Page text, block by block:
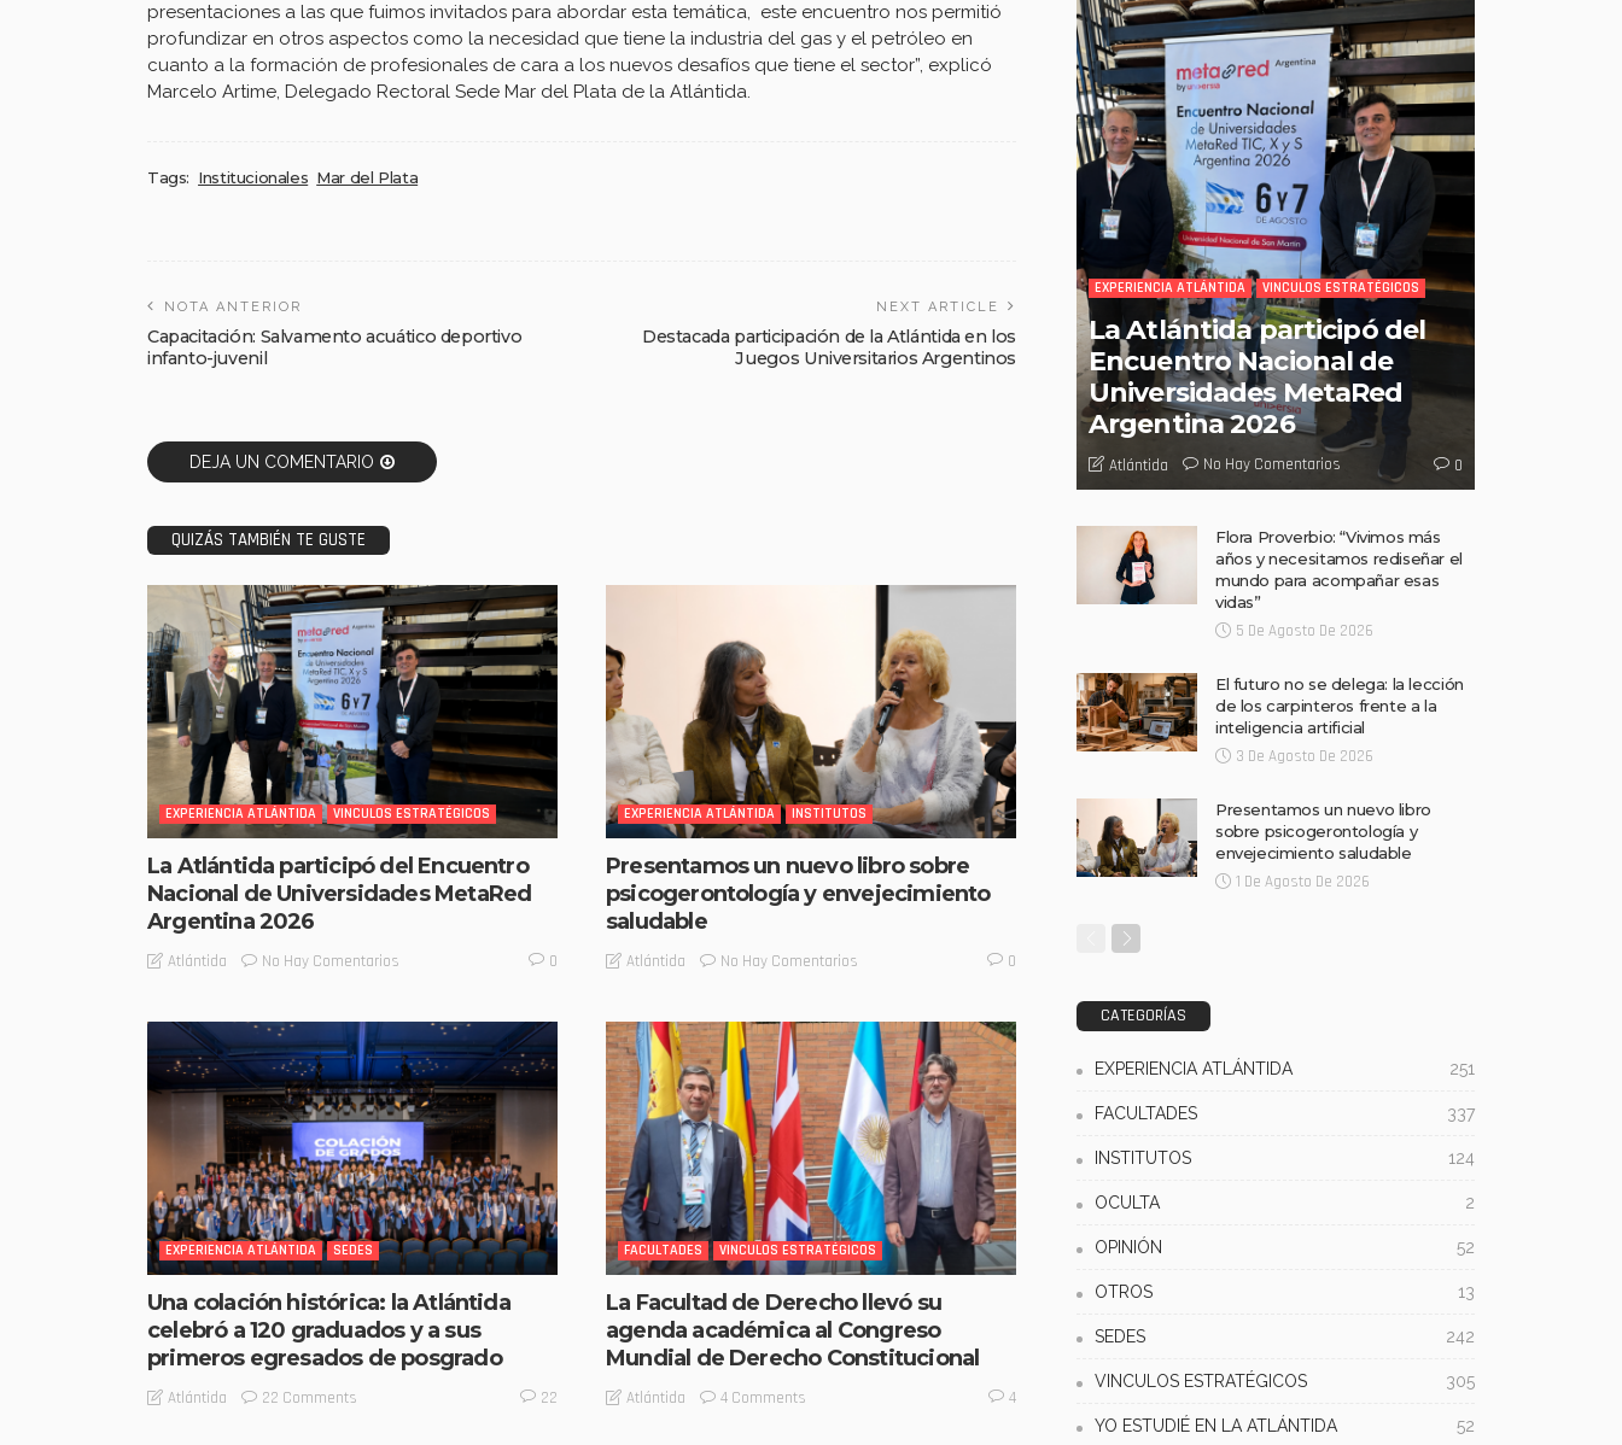
presentaciones a las que fuimos invitados para abordar esta temática, este encuentro nos permitió
profundizar en otros aspectos como la necesidad que tiene la industria del gas y el petróleo en
cuanto a la formación de profesionales de cara a los nuevos desafíos que tiene el sector”, explicó
Marcelo Artime, Delegado Rectoral Sede Mar del Plata de la Atlántida.
Tags: Institucionales Mar del Plata
NOTA ANTERIOR
Capacitación: Salvamento acuático deportivo
infanto-juvenil
NEXT ARTICLE
Destacada participación de la Atlántida en los
Juegos Universitarios Argentinos
DEJA UN COMENTARIO
QUIZÁS TAMBIÉN TE GUSTE
EXPERIENCIA ATLÁNTIDA VINCULOS ESTRATÉGICOS
La Atlántida participó del Encuentro
Nacional de Universidades MetaRed
Argentina 2026
Atlántida No Hay Comentarios 0
EXPERIENCIA ATLÁNTIDA INSTITUTOS
Presentamos un nuevo libro sobre
psicogerontología y envejecimiento
saludable
Atlántida No Hay Comentarios 0
EXPERIENCIA ATLÁNTIDA SEDES
Una colación histórica: la Atlántida
celebró a 120 graduados y a sus
primeros egresados de posgrado
Atlántida 22 Comments 22
FACULTADES VINCULOS ESTRATÉGICOS
La Facultad de Derecho llevó su
agenda académica al Congreso
Mundial de Derecho Constitucional
Atlántida 4 Comments 4
EXPERIENCIA ATLÁNTIDA VINCULOS ESTRATÉGICOS
La Atlántida participó del
Encuentro Nacional de
Universidades MetaRed
Argentina 2026
Atlántida No Hay Comentarios 0
Flora Proverbio: “Vivimos más
años y necesitamos rediseñar el
mundo para acompañar esas
vidas”
5 De Agosto De 2026
El futuro no se delega: la lección
de los carpinteros frente a la
inteligencia artificial
3 De Agosto De 2026
Presentamos un nuevo libro
sobre psicogerontología y
envejecimiento saludable
1 De Agosto De 2026
CATEGORÍAS
EXPERIENCIA ATLÁNTIDA 251
FACULTADES 337
INSTITUTOS 124
OCULTA 2
OPINIÓN 52
OTROS 13
SEDES 242
VINCULOS ESTRATÉGICOS 305
YO ESTUDIÉ EN LA ATLÁNTIDA 52